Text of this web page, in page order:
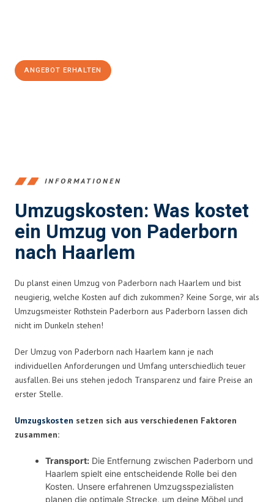
ANGEBOT ERHALTEN
INFORMATIONEN
Umzugskosten: Was kostet
ein Umzug von Paderborn
nach Haarlem
Du planst einen Umzug von Paderborn nach Haarlem und bist
neugierig, welche Kosten auf dich zukommen? Keine Sorge, wir als
Umzugsmeister Rothstein Paderborn aus Paderborn lassen dich
nicht im Dunkeln stehen!
Der Umzug von Paderborn nach Haarlem kann je nach
individuellen Anforderungen und Umfang unterschiedlich teuer
ausfallen. Bei uns stehen jedoch Transparenz und faire Preise an
erster Stelle.
Umzugskosten setzen sich aus verschiedenen Faktoren
zusammen:
Transport: Die Entfernung zwischen Paderborn und
Haarlem spielt eine entscheidende Rolle bei den
Kosten. Unsere erfahrenen Umzugsspezialisten
planen die optimale Strecke, um deine Möbel und